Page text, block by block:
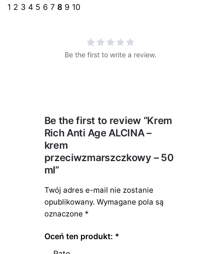
1 2 3 4 5 6 7 8 9 10
Be the first to write a review.
Be the first to review “Krem
Rich Anti Age ALCINA –
krem
przeciwzmarszczkowy – 50
ml”
Twój adres e-mail nie zostanie
opublikowany. Wymagane pola są
oznaczone *
Oceń ten produkt: *